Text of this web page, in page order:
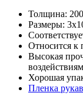
Толщина:
Размеры:
Относится к
Высокая
Хорошая
Пленка рукав